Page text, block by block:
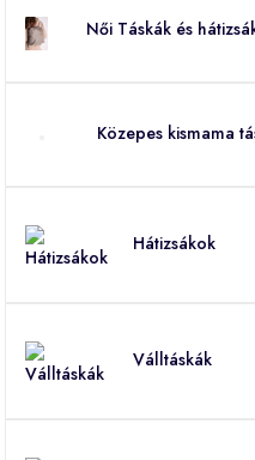
Női Táskák és
Közepes kismama
Hátizsákok
Válltáskák